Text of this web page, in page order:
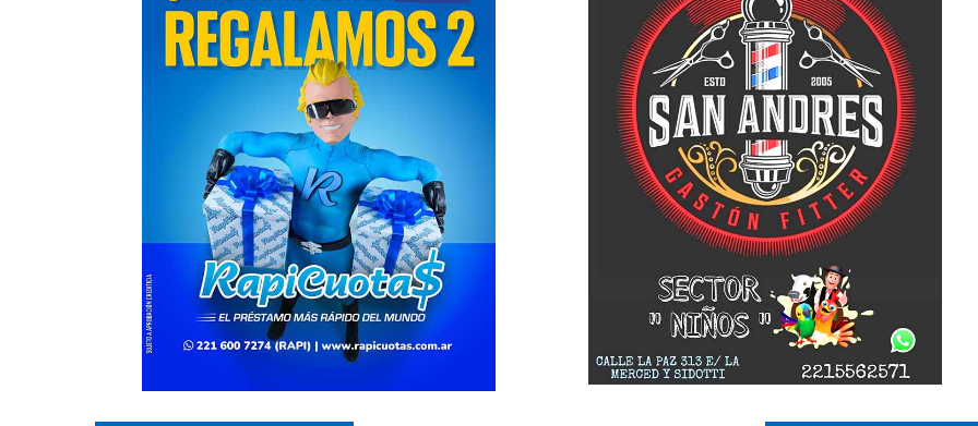
Principal
«Los Remolinos» revolucionan Punta
Lara con su Carnaval Barrial
Cultura
Murga los remolinos festeja sus 16
años con guiso de lentejas y
carnaval
Cultura Noticias Principal
Casa del Tango: noche especial,
clases gratuitas y tarde de